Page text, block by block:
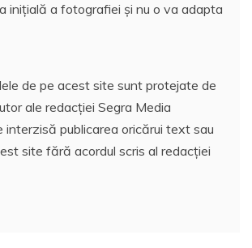
inițială a fotografiei și nu o va adapta
de pe acest site sunt protejate de
ale redacției Segra Media
interzisă publicarea oricărui text sau
site fără acordul scris al redacției